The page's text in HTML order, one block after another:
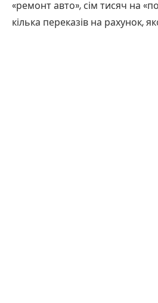
«ремонт авто», сім тисяч на
кілька переказів на рахунок,